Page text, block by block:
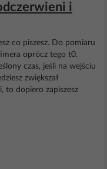
i
co piszesz. Do pomiaru
oprócz tego t0.
czas, jeśli na wejściu
zwiększał
to dopiero zapiszesz